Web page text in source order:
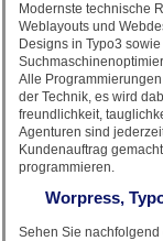
Modernste technische
Weblayouts und
Designs in Typo3
Alle
der Technik, es wird
freundlichkeit,
Agenturen sind
Kundenauftrag
programmieren.
Worpress,
Sehen Sie